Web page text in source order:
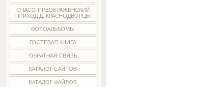
СПАСО-ПРЕОБРАЖЕНСКИЙ
ПРИХОД Д. КРАСНОДВОРЦЫ
ФОТОАЛЬБОМЫ
ГОСТЕВАЯ КНИГА
ОБРАТНАЯ СВЯЗЬ
КАТАЛОГ САЙТОВ
КАТАЛОГ ФАЙЛОВ